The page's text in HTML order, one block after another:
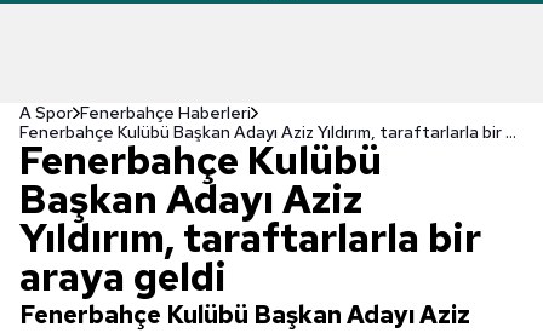
A Spor Fenerbahçe Haberleri
Fenerbahçe Kulübü Başkan Adayı Aziz Yıldırım, taraftarlarla bir araya geldi
Fenerbahçe Kulübü
Başkan Adayı Aziz
Yıldırım, taraftarlarla bir
araya geldi
Fenerbahçe Kulübü Başkan Adayı Aziz